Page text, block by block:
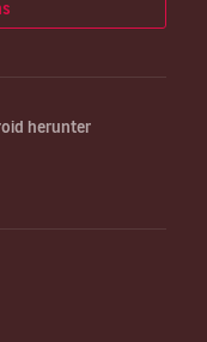
herunter